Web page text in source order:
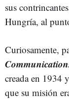
sus
Hungría, al
Curiosamente,
creada en 1934
que su misión